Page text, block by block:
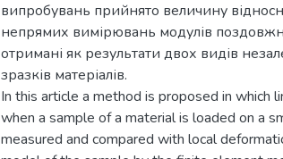
випробувань прийнято величину
непрямих вимірювань модулів
отримані як результати двох видів
зразків матеріалів.
In this article a method is proposed in which
when a sample of a material is loaded on a
measured and compared with local